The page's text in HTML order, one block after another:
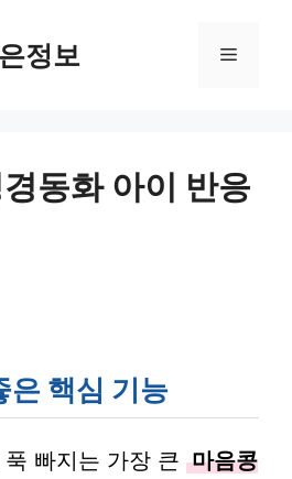
정보 메
동화 아이 반응
은 핵심 기능
빠지는 가장 큰 마음콩